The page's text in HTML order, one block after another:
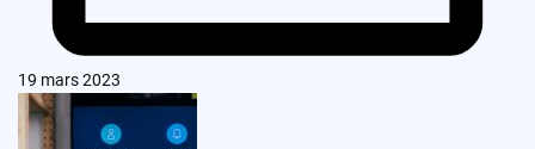
19 mars 2023